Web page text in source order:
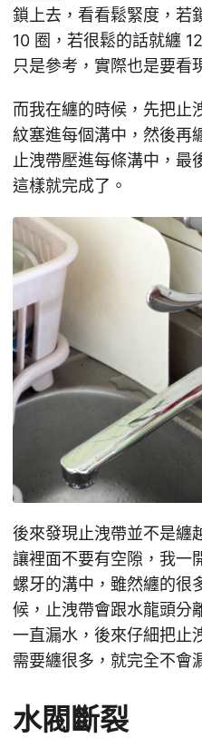
鎖上去，看看鬆緊度，若
10 圈，若很鬆的話就纏
只是參考，實際也是要看
而我在纏的時候，先把止
紋塞進每個溝中，然後再
止洩帶壓進每條溝中，最
這樣就完成了。
後來發現止洩帶並不是纏
讓裡面不要有空隙，我一
螺牙的溝中，雖然纏的很
候，止洩帶會跟水龍頭分
一直漏水，後來仔細把止
需要纏很多，就完全不會
水閥斷裂